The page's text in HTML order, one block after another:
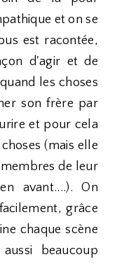
et on se
est racontée,
d'agir et de
les choses
son frère par
et pour cela
(mais elle
de leur
avant....). On
grâce
chaque scène
beaucoup